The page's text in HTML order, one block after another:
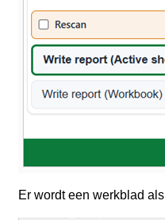
Er wordt een werkblad